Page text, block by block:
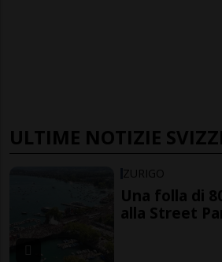
ULTIME NOTIZIE
ZURIGO
Una folla di
alla Street